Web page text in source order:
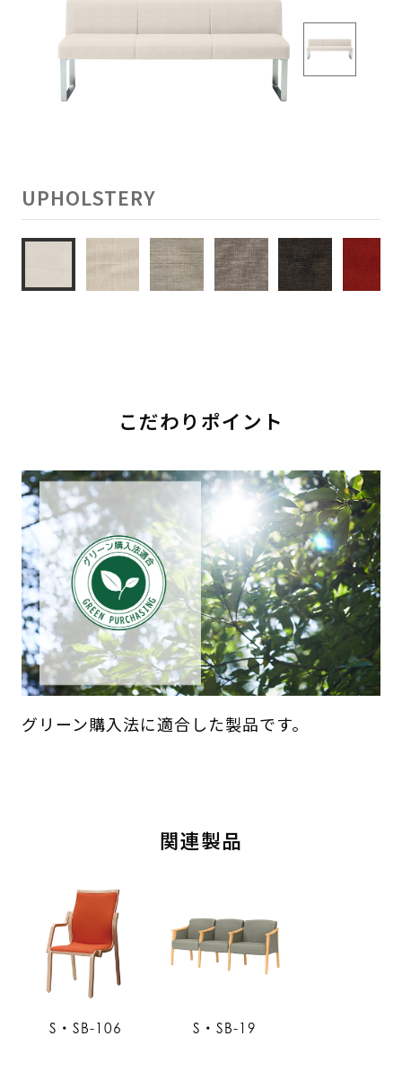
UPHOLSTERY
こだわりポイント
グリーン購入法に適合した製品です。
関連製品
S・SB-106 S・SB-19